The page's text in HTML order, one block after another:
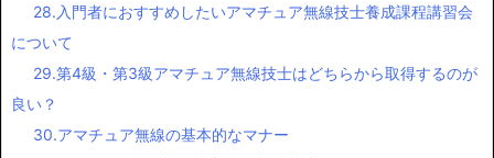
28.入門者におすすめしたいアマチュア無線技士養成課程講習会
について
29.第4級・第3級アマチュア無線技士はどちらから取得するのが
良い？
30.アマチュア無線の基本的なマナー